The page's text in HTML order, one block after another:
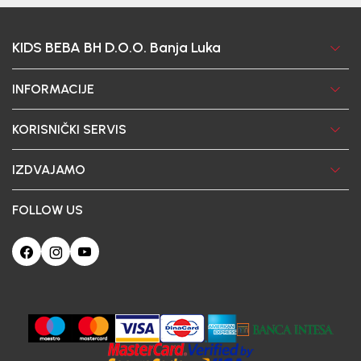
KIDS BEBA BH D.O.O. Banja Luka
INFORMACIJE
KORISNIČKI SERVIS
IZDVAJAMO
FOLLOW US
Ova web-stranica koristi kolačiće
Poštovani korisniče, naš sajt koristi cookies (kolačiće) u cilju poboljšanja